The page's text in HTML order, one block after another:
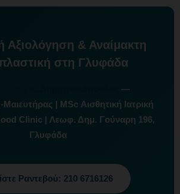
Αξιολόγηση & Αναίμακτη
στη Γλυφάδα
—
| MSc Αισθητική Ιατρική
Clinic | Λεωφ. Δημ. Γούναρη 196,
Γλυφάδα
Ραντεβού: 210 6716126